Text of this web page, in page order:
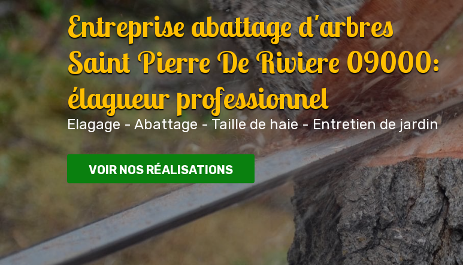
Entreprise abattage d'arbres
Saint Pierre De Riviere 09000:
élagueur professionnel
Elagage - Abattage - Taille de haie - Entretien de jardin
VOIR NOS RÉALISATIONS